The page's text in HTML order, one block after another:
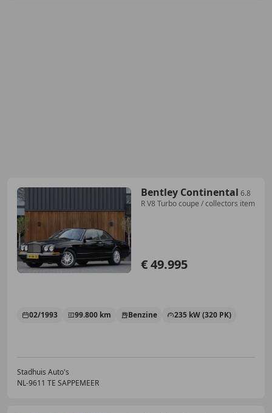
Bentley Continental 6.8
R V8 Turbo coupe / collectors item
€ 49.995
02/1993 99.800 km Benzine 235 kW (320 PK)
Stadhuis Auto's
NL-9611 TE SAPPEMEER